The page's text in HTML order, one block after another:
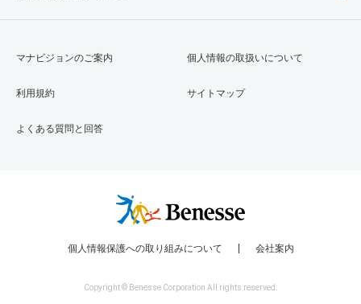
マナビジョンのご案内
利用規約
よくある質問と回答
個人情報の取扱いについて
サイトマップ
個人情報保護への取り組みについて 会社案内
Copyright © Benesse Corporation All rights reserved.